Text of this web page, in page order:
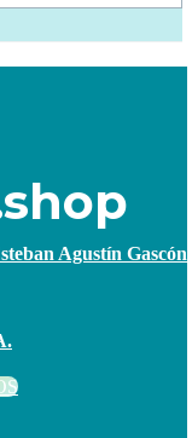
Agustín Gascón